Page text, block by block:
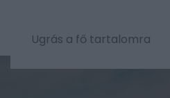
Ugrás a fő tartalomra